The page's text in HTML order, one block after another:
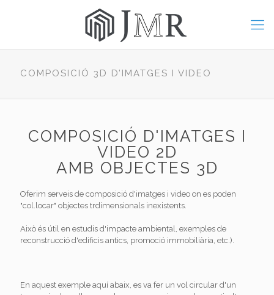
COMPOSICIÓ 3D D’IMATGES I VIDEO
COMPOSICIÓ D'IMATGES I
VIDEO 2D
AMB OBJECTES 3D
Oferim serveis de composició d'imatges i video on es poden
"col.locar" objectes trdimensionals inexistents.
Això és útil en estudis d'impacte ambiental, exemples de
reconstrucció d'edificis antics, promoció immobiliària, etc.).
En aquest exemple aquí abaix, es va fer un vol circular d'un